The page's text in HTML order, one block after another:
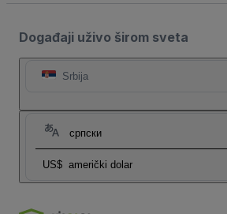
Događaji uživo širom sveta
Srbija
српски
US$ američki dolar